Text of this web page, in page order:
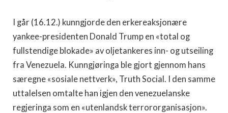
I går (16.12.) kunngjorde den erkereaksjonære
yankee-presidenten Donald Trump en «total og
fullstendige blokade» av oljetankeres inn- og utseiling
fra Venezuela. Kunngjøringa ble gjort gjennom hans
særegne «sosiale nettverk», Truth Social. I den samme
uttalelsen omtalte han igjen den venezuelanske
regjeringa som en «utenlandsk terrororganisasjon».